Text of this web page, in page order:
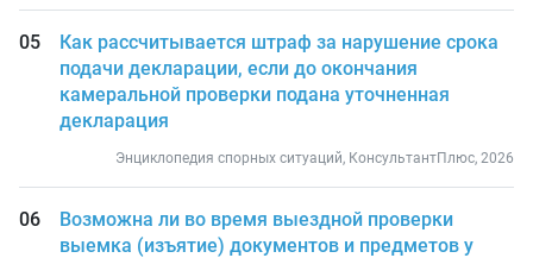
Как рассчитывается штраф за нарушение срока
подачи декларации, если до окончания
камеральной проверки подана уточненная
декларация
Энциклопедия спорных ситуаций, КонсультантПлюс, 2026
Возможна ли во время выездной проверки
выемка (изъятие) документов и предметов у